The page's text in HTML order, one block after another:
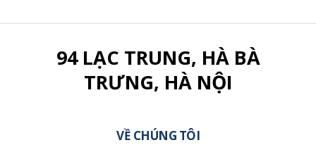
94 LẠC TRUNG, HÀ BÀ
TRƯNG, HÀ NỘI
VỀ CHÚNG TÔI